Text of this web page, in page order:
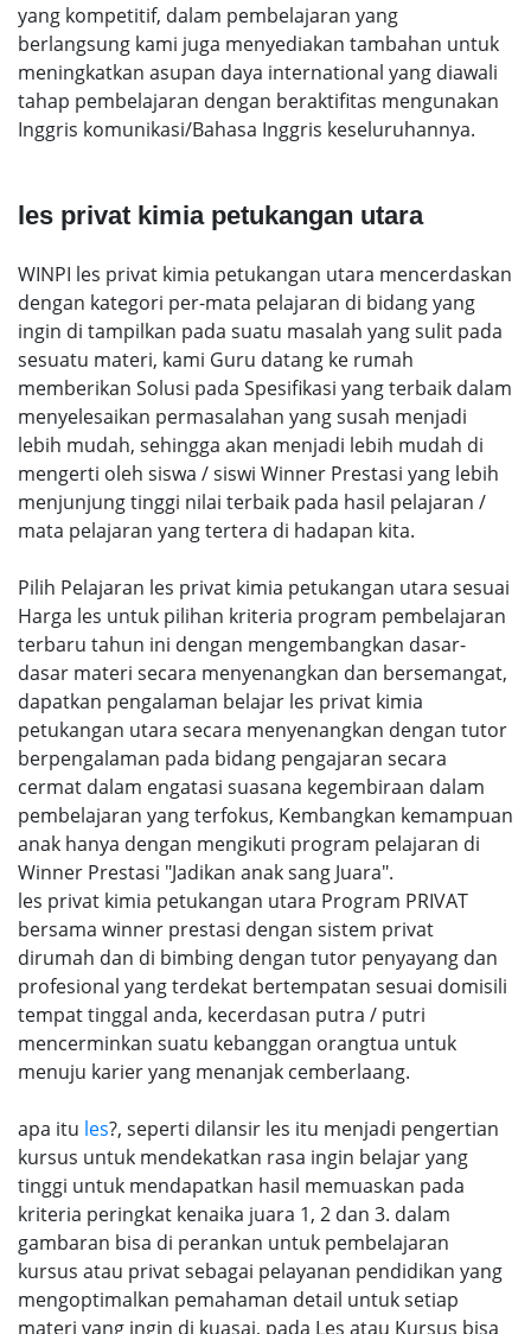
yang kompetitif, dalam pembelajaran yang
berlangsung kami juga menyediakan tambahan untuk
meningkatkan asupan daya international yang diawali
tahap pembelajaran dengan beraktifitas mengunakan
Inggris komunikasi/Bahasa Inggris keseluruhannya.
les privat kimia petukangan utara
WINPI les privat kimia petukangan utara mencerdaskan
dengan kategori per-mata pelajaran di bidang yang
ingin di tampilkan pada suatu masalah yang sulit pada
sesuatu materi, kami Guru datang ke rumah
memberikan Solusi pada Spesifikasi yang terbaik dalam
menyelesaikan permasalahan yang susah menjadi
lebih mudah, sehingga akan menjadi lebih mudah di
mengerti oleh siswa / siswi Winner Prestasi yang lebih
menjunjung tinggi nilai terbaik pada hasil pelajaran /
mata pelajaran yang tertera di hadapan kita.
Pilih Pelajaran les privat kimia petukangan utara sesuai
Harga les untuk pilihan kriteria program pembelajaran
terbaru tahun ini dengan mengembangkan dasar-
dasar materi secara menyenangkan dan bersemangat,
dapatkan pengalaman belajar les privat kimia
petukangan utara secara menyenangkan dengan tutor
berpengalaman pada bidang pengajaran secara
cermat dalam engatasi suasana kegembiraan dalam
pembelajaran yang terfokus, Kembangkan kemampuan
anak hanya dengan mengikuti program pelajaran di
Winner Prestasi "Jadikan anak sang Juara".
les privat kimia petukangan utara Program PRIVAT
bersama winner prestasi dengan sistem privat
dirumah dan di bimbing dengan tutor penyayang dan
profesional yang terdekat bertempatan sesuai domisili
tempat tinggal anda, kecerdasan putra / putri
mencerminkan suatu kebanggan orangtua untuk
menuju karier yang menanjak cemberlaang.
apa itu les?, seperti dilansir les itu menjadi pengertian
kursus untuk mendekatkan rasa ingin belajar yang
tinggi untuk mendapatkan hasil memuaskan pada
kriteria peringkat kenaika juara 1, 2 dan 3. dalam
gambaran bisa di perankan untuk pembelajaran
kursus atau privat sebagai pelayanan pendidikan yang
mengoptimalkan pemahaman detail untuk setiap
materi yang ingin di kuasai, pada Les atau Kursus bisa